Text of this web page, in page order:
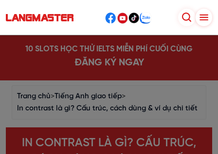
10 SLOTS HỌC THỬ IELTS MIỄN PHÍ CUỐI CÙNG
ĐĂNG KÝ NGAY
Trang chủ>Tiếng Anh giao tiếp>
In contrast là gì? Cấu trúc, cách dùng & ví dụ chi tiết
IN CONTRAST LÀ GÌ? CẤU TRÚC,